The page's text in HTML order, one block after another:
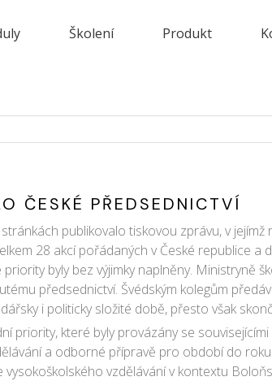
Školení Produkt
ČESKÉ PŘEDSEDNICTVÍ
publikovalo tiskovou zprávu, v
28 akcí pořádaných v České republice a
byly bez výjimky naplněny. Ministryně
předsednictví. Švédským kolegům
i politicky složité době, přesto však
priority, které byly provázány se
a odborné přípravě pro období do
vzdělávání v kontextu